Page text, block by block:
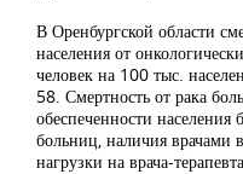
В Оренбургской области
населения от
человек на 100 тыс.
58. Смертность от рака
обеспеченности
больниц, наличия врачами
нагрузки на врача-